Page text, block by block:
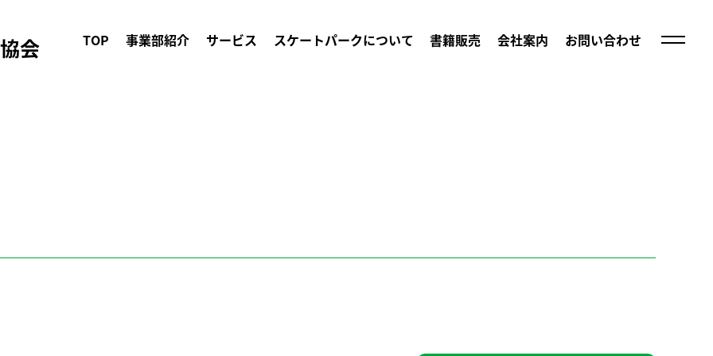
会 TOP 事業部紹介 サービス スケートパークについて 書籍販売 会社案内 お問い合わせ